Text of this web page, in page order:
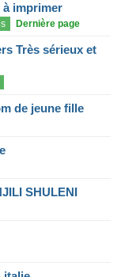
imprimer
Dernière page
Très sérieux et
de jeune fille
SHULENI